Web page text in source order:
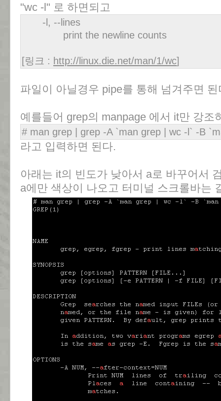
"wc -l" 로 하면되고
-l, --lines
print the newline counts
[링크 : http://linux.die.net/man/1/wc]
파일이 아닐경우 pipe를 통해 넘겨주면 된
예를들어 grep의 manpage 에서 it만 강조
# man grep | grep -A `man grep | wc -l` -B
라고 입력하면 된다.
아래는 it의 빈도가 낮아서 a로 바꾸어서
a에만 색상이 나오고 터미널 스크롤바는